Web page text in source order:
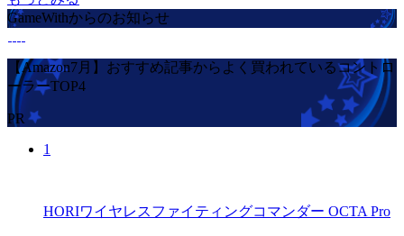
GameWithからのお知らせ
【Amazon7月】おすすめ記事からよく買われているコントロ
ーラーTOP4
PR
1
HORIワイヤレスファイティングコマンダー OCTA Pro